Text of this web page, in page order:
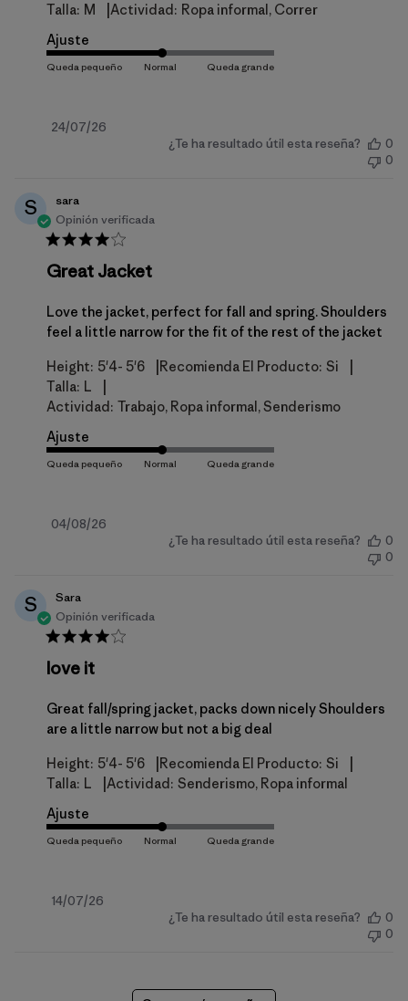
Talla: M Actividad: Ropa informal, Correr
Ajuste
Fecha
24/07/26
¿Te ha resultado útil esta reseña?
0
0
S
sara
Opinión verificada
Great Jacket
Love the jacket, perfect for fall and spring. Shoulders
feel a little narrow for the fit of the rest of the jacket
Height: 5'4- 5'6 Recomienda El Producto: Si
Talla: L
Actividad: Trabajo, Ropa informal, Senderismo
Ajuste
Fecha
04/08/26
¿Te ha resultado útil esta reseña?
0
0
S
Sara
Opinión verificada
love it
Great fall/spring jacket, packs down nicely Shoulders
are a little narrow but not a big deal
Height: 5'4- 5'6 Recomienda El Producto: Si
Talla: L Actividad: Senderismo, Ropa informal
Ajuste
Fecha
14/07/26
¿Te ha resultado útil esta reseña?
0
0